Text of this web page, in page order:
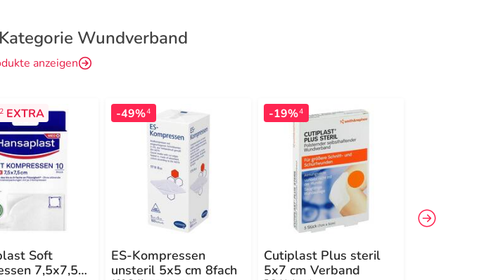
Wundverband
anzeigen
EXTRA
Soft
7,5x7,5
-49%4
ES-Kompressen
unsteril 5x5 cm 8fach
-19%4
Cutiplast Plus steril
5x7 cm Verband